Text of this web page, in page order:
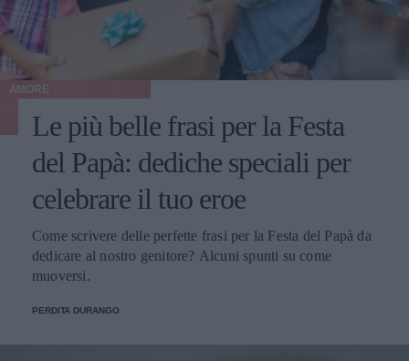
AMORE
Le più belle frasi per la Festa
del Papà: dediche speciali per
celebrare il tuo eroe
Come scrivere delle perfette frasi per la Festa del Papà da
dedicare al nostro genitore? Alcuni spunti su come
muoversi.
PERDITA DURANGO